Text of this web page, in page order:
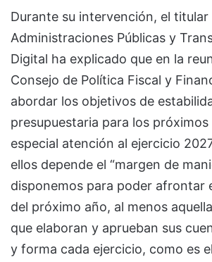
Durante su intervención, el titular
Administraciones Públicas y
Digital ha explicado que en la
Consejo de Política Fiscal y
abordar los objetivos de
presupuestaria para los
especial atención al ejercicio
ellos depende el “margen de
disponemos para poder afrontar
del próximo año, al menos
que elaboran y aprueban sus
y forma cada ejercicio, como es